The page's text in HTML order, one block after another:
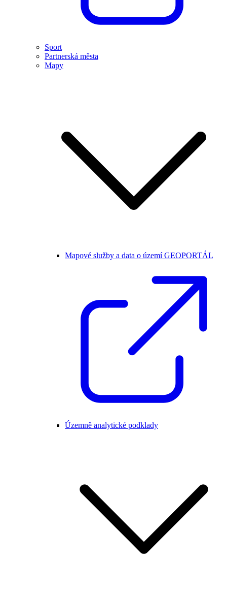
Sport
Partnerská města
Mapy
Mapové služby a data o území GEOPORTÁL
Územně analytické podklady